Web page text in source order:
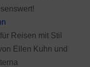
Reisen mit Stil
Ellen Kuhn und